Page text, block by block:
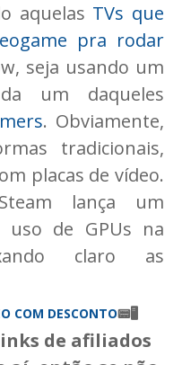
aquelas TVs que
pra rodar
seja usando um
um daqueles
. Obviamente,
tradicionais,
placas de vídeo.
lança um
de GPUs na
claro as
COM DESCONTO📟🖥
de afiliados